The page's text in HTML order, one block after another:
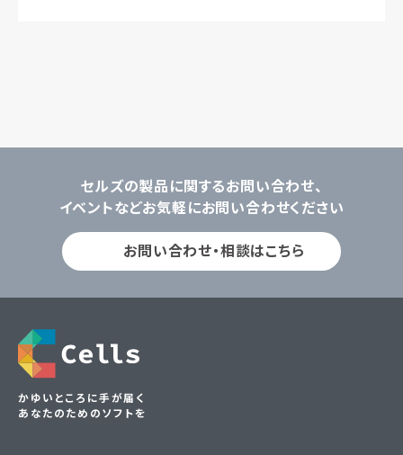
セルズの製品に関するお問い合わせ、
イベントなどお気軽にお問い合わせください
お問い合わせ・相談はこちら
かゆいところに手が届く
あなたのためのソフトを